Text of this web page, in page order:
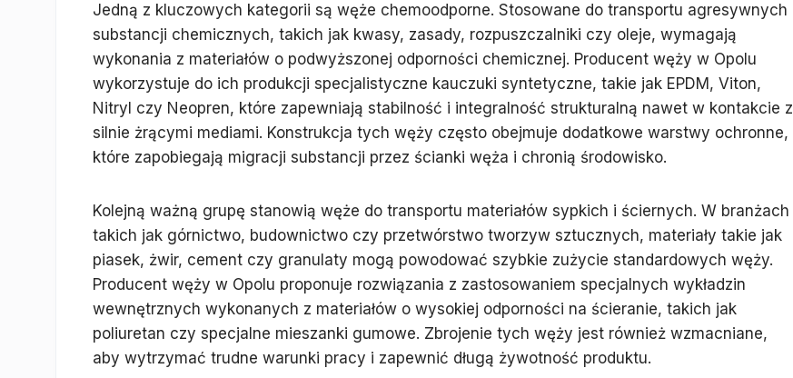
Jedną z kluczowych kategorii są węże chemoodporne. Stosowane do transportu agresywnych
substancji chemicznych, takich jak kwasy, zasady, rozpuszczalniki czy oleje, wymagają
wykonania z materiałów o podwyższonej odporności chemicznej. Producent węży w Opolu
wykorzystuje do ich produkcji specjalistyczne kauczuki syntetyczne, takie jak EPDM, Viton,
Nitryl czy Neopren, które zapewniają stabilność i integralność strukturalną nawet w kontakcie z
silnie żrącymi mediami. Konstrukcja tych węży często obejmuje dodatkowe warstwy ochronne,
które zapobiegają migracji substancji przez ścianki węża i chronią środowisko.
Kolejną ważną grupę stanowią węże do transportu materiałów sypkich i ściernych. W branżach
takich jak górnictwo, budownictwo czy przetwórstwo tworzyw sztucznych, materiały takie jak
piasek, żwir, cement czy granulaty mogą powodować szybkie zużycie standardowych węży.
Producent węży w Opolu proponuje rozwiązania z zastosowaniem specjalnych wykładzin
wewnętrznych wykonanych z materiałów o wysokiej odporności na ścieranie, takich jak
poliuretan czy specjalne mieszanki gumowe. Zbrojenie tych węży jest również wzmacniane,
aby wytrzymać trudne warunki pracy i zapewnić długą żywotność produktu.